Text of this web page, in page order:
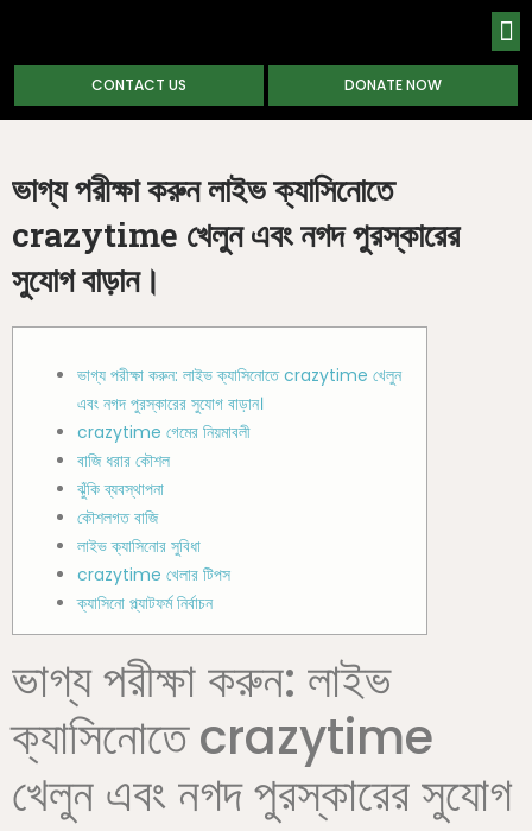
CONTACT US DONATE NOW
ভাগ্য পরীক্ষা করুন লাইভ ক্যাসিনোতে
crazytime খেলুন এবং নগদ পুরস্কারের
সুযোগ বাড়ান।
ভাগ্য পরীক্ষা করুন: লাইভ ক্যাসিনোতে crazytime খেলুন
এবং নগদ পুরস্কারের সুযোগ বাড়ান।
crazytime গেমের নিয়মাবলী
বাজি ধরার কৌশল
ঝুঁকি ব্যবস্থাপনা
কৌশলগত বাজি
লাইভ ক্যাসিনোর সুবিধা
crazytime খেলার টিপস
ক্যাসিনো প্ল্যাটফর্ম নির্বাচন
ভাগ্য পরীক্ষা করুন: লাইভ
ক্যাসিনোতে crazytime
খেলুন এবং নগদ পুরস্কারের সুযোগ